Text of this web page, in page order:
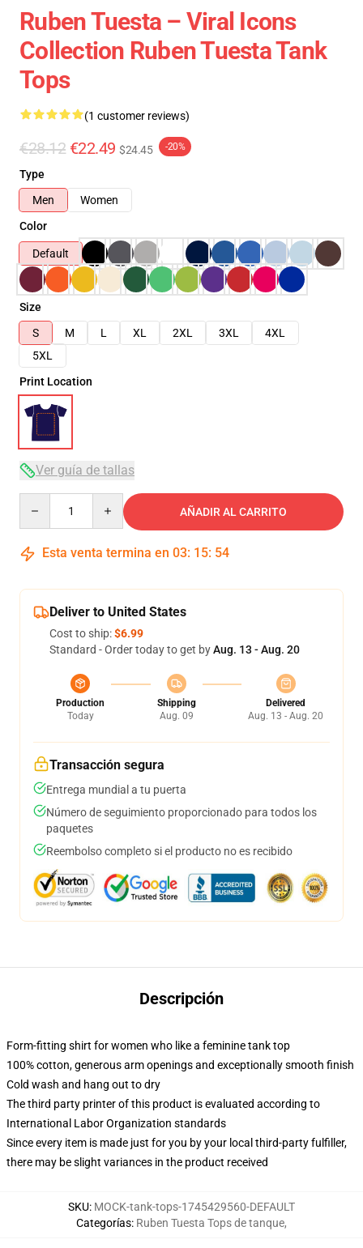
Ruben Tuesta – Viral Icons
Collection Ruben Tuesta Tank
Tops
(1 customer reviews)
€28.12 €22.49 $24.45 -20%
Type
Men
Women
Color
Default
Size
S
M L XL 2XL 3XL
4XL
5XL
Print Location
Ver guía de tallas
AÑADIR AL CARRITO
Esta venta termina en 03: 15: 54
Deliver to United States
Cost to ship:$6.99
Standard - Order today to get byAug. 13 - Aug. 20
Production
Today
Shipping
Aug. 09
Delivered
Aug. 13 - Aug. 20
Transacción segura
Entrega mundial a tu puerta
Número de seguimiento proporcionado para todos los
paquetes
Reembolso completo si el producto no es recibido
Descripción
Form-fitting shirt for women who like a feminine tank top
100% cotton, generous arm openings and exceptionally smooth finish
Cold wash and hang out to dry
The third party printer of this product is evaluated according to
International Labor Organization standards
Since every item is made just for you by your local third-party fulfiller,
there may be slight variances in the product received
SKU: MOCK-tank-tops-1745429560-DEFAULT
Categorías: Ruben Tuesta Tops de tanque,